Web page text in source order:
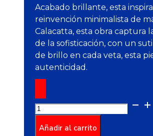
Acabado brillante, esta
reinvención minimalista de
Calacatta, esta obra captura
de la sofisticación, con un
de brillo en cada veta, esta
autenticidad.
Pared
Pizano
Blanco
Añadir al carrito